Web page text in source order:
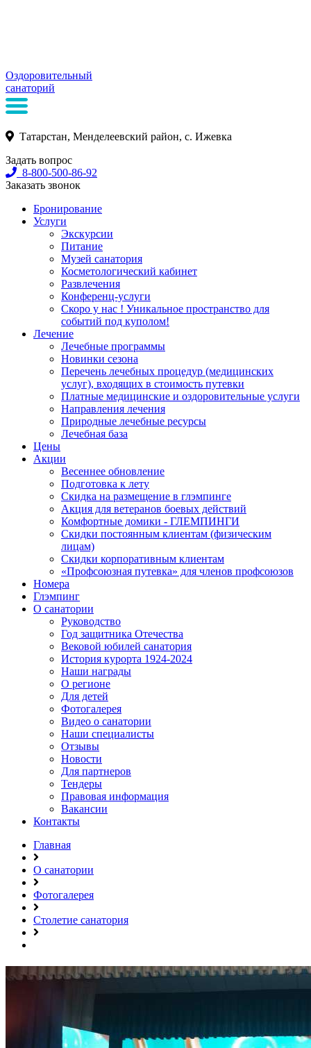
Оздоровительный
санаторий
Татарстан, Менделеевский район, с. Ижевка
Задать вопрос
8-800-500-86-92
Заказать звонок
Бронирование
Услуги
Экскурсии
Питание
Музей санатория
Косметологический кабинет
Развлечения
Конференц-услуги
Скоро у нас ! Уникальное пространство для
событий под куполом!
Лечение
Лечебные программы
Новинки сезона
Перечень лечебных процедур (медицинских
услуг), входящих в стоимость путевки
Платные медицинские и оздоровительные услуги
Направления лечения
Природные лечебные ресурсы
Лечебная база
Цены
Акции
Весеннее обновление
Подготовка к лету
Скидка на размещение в глэмпинге
Акция для ветеранов боевых действий
Комфортные домики - ГЛЕМПИНГИ
Скидки постоянным клиентам (физическим
лицам)
Скидки корпоративным клиентам
«Профсоюзная путевка» для членов профсоюзов
Номера
Глэмпинг
О санатории
Руководство
Год защитника Отечества
Вековой юбилей санатория
История курорта 1924-2024
Наши награды
О регионе
Для детей
Фотогалерея
Видео о санатории
Наши специалисты
Отзывы
Новости
Для партнеров
Тендеры
Правовая информация
Вакансии
Контакты
Главная
О санатории
Фотогалерея
Столетие санатория